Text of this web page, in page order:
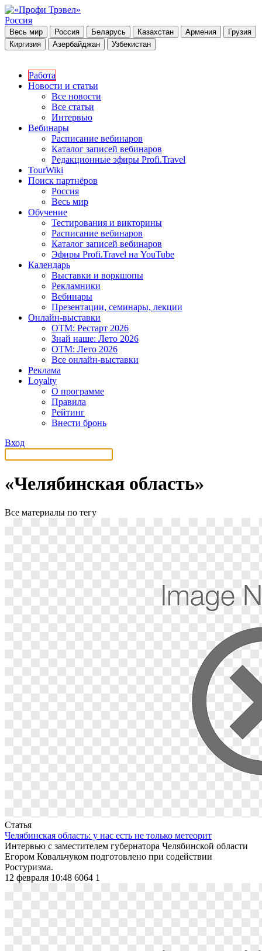
Россия
Весь мир Россия Беларусь Казахстан Армения
Грузия
Киргизия
Азербайджан Узбекистан
Работа
Новости и статьи
Все новости
Все статьи
Интервью
Вебинары
Расписание вебинаров
Каталог записей вебинаров
Редакционные эфиры Profi.Travel
TourWiki
Поиск партнёров
Россия
Весь мир
Обучение
Тестирования и викторины
Расписание вебинаров
Каталог записей вебинаров
Эфиры Profi.Travel на YouTube
Календарь
Выставки и воркшопы
Рекламники
Вебинары
Презентации, семинары, лекции
Онлайн-выставки
OTM: Рестарт 2026
Знай наше: Лето 2026
OTM: Лето 2026
Все онлайн-выставки
Реклама
Loyalty
О программе
Правила
Рейтинг
Внести бронь
Вход
«Челябинская область»
Все материалы по тегу
Статья
Челябинская область: у нас есть не только метеорит
Интервью с заместителем губернатора Челябинской области
Егором Ковальчуком подготовлено при содействии
Ростуризма.
12 февраля 10:48 6064 1